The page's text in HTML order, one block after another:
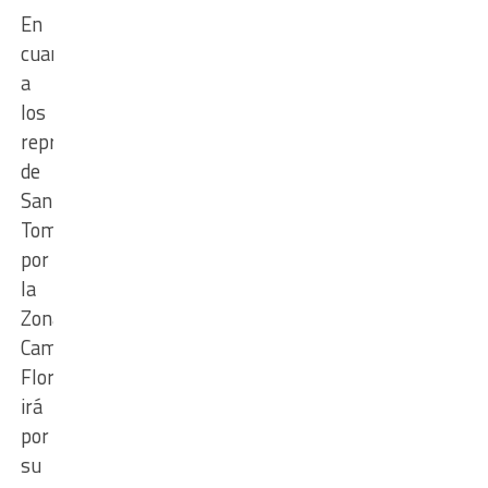
En
cuanto
a
los
representantes
de
Santo
Tomé,
por
la
Zona
Campeonato,
Floresta
irá
por
su